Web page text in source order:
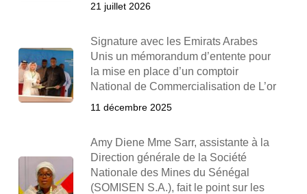
21 juillet 2026
Signature avec les Emirats Arabes
Unis un mémorandum d’entente pour
la mise en place d’un comptoir
National de Commercialisation de L’or
11 décembre 2025
Amy Diene Mme Sarr, assistante à la
Direction générale de la Société
Nationale des Mines du Sénégal
(SOMISEN S.A.), fait le point sur les